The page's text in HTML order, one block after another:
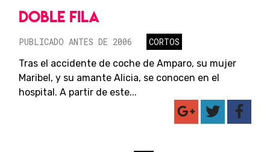
DOBLE FILA
PUBLICADO ANTES DE 2006
CORTOS
Tras el accidente de coche de Amparo, su mujer
Maribel, y su amante Alicia, se conocen en el
hospital. A partir de este...